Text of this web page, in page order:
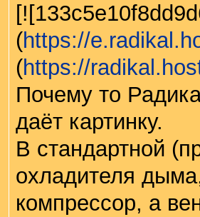
(https://
(https://
Почему то
даёт картинку.
В стандартной
охладителя
компрессор, а